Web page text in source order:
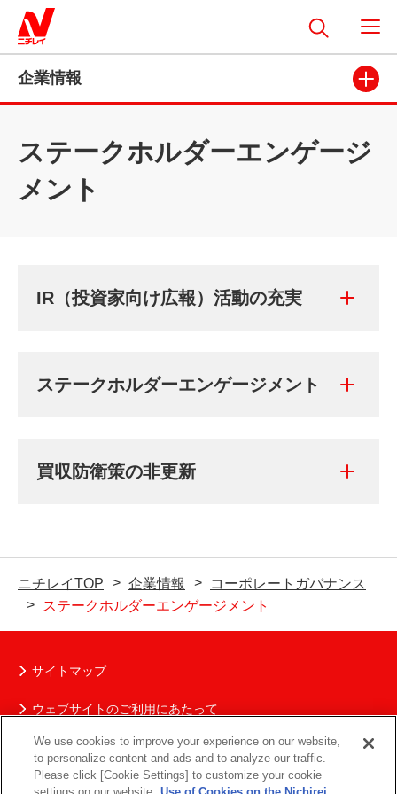
企業情報
ステークホルダーエンゲージ
メント
IR（投資家向け広報）活動の充実
ステークホルダーエンゲージメント
買収防衛策の非更新
ニチレイTOP 企業情報
コーポレートガバナンス
ステークホルダーエンゲージメント
サイトマップ
ウェブサイトのご利用にあたって
ニチレイグループの個人情報保護について
ソーシャルメディアポリシー
We use cookies to improve your experience on our website,
to personalize content and ads and to analyze our traffic.
Please click [Cookie Settings] to customize your cookie